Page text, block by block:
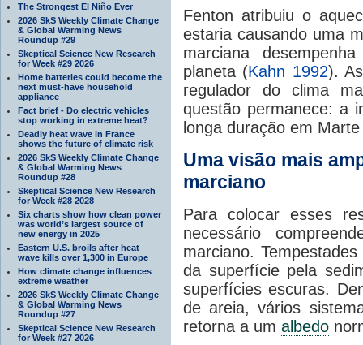
The Strongest El Niño Ever
2026 SkS Weekly Climate Change
& Global Warming News
Roundup #29
Skeptical Science New Research
for Week #29 2026
Home batteries could become the
next must-have household
appliance
Fact brief - Do electric vehicles
stop working in extreme heat?
Deadly heat wave in France
shows the future of climate risk
2026 SkS Weekly Climate Change
& Global Warming News
Roundup #28
Skeptical Science New Research
for Week #28 2028
Six charts show how clean power
was world’s largest source of
new energy in 2025
Eastern U.S. broils after heat
wave kills over 1,300 in Europe
How climate change influences
extreme weather
2026 SkS Weekly Climate Change
& Global Warming News
Roundup #27
Skeptical Science New Research
for Week #27 2026
Fenton atribuiu o
estaria causando uma
marciana
planeta (Kahn 1992).
regulador do
clima
questão permanece: a
longa duração em Marte
Uma visão mais
marciano
Para colocar esses
necessário
marciano.
da superfície pela
superfícies escuras.
de areia, vários
retorna a um albedo